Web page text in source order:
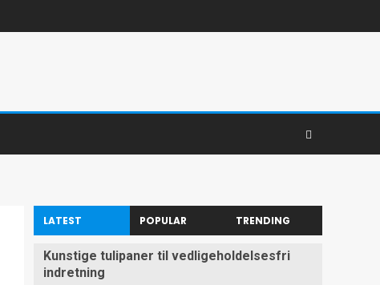
LATEST POPULAR TRENDING
Kunstige tulipaner til vedligeholdelsesfri
indretning